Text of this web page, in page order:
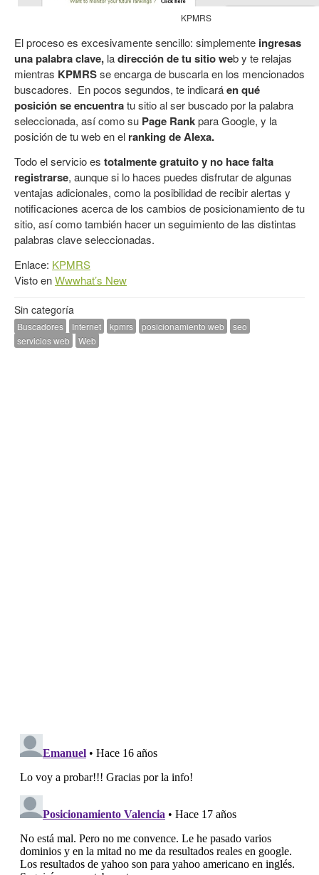
KPMRS
El proceso es excesivamente sencillo: simplemente ingresas
una palabra clave, ladirección de tu sitio web y te relajas
mientras KPMRSse encarga de buscarla en los mencionados
buscadores. En pocos segundos, te indicaráen qué
posición se encuentratu sitio al ser buscado por la palabra
seleccionada, así como su Page Rankpara Google, y la
posición de tu web en el ranking de Alexa.
Todo el servicio es totalmente gratuito y no hace falta
registrarse, aunque si lo haces puedes disfrutar de algunas
ventajas adicionales, como la posibilidad de recibir alertas y
notificaciones acerca de los cambios de posicionamiento de tu
sitio, así como también hacer un seguimiento de las distintas
palabras clave seleccionadas.
Enlace: KPMRS
Visto enWwwhat’s New
Sin categoría
Buscadores Internet kpmrs posicionamiento web
seo
servicios web
Web